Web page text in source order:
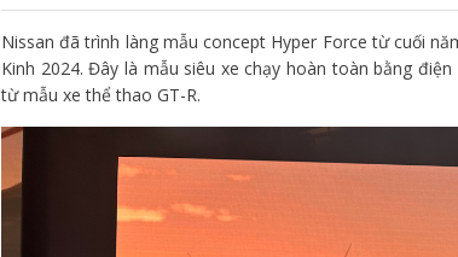
Nissan đã trình làng mẫu concept Hyper Force từ cuối
Kinh 2024. Đây là mẫu siêu xe chạy hoàn toàn bằng
từ mẫu xe thể thao GT-R.